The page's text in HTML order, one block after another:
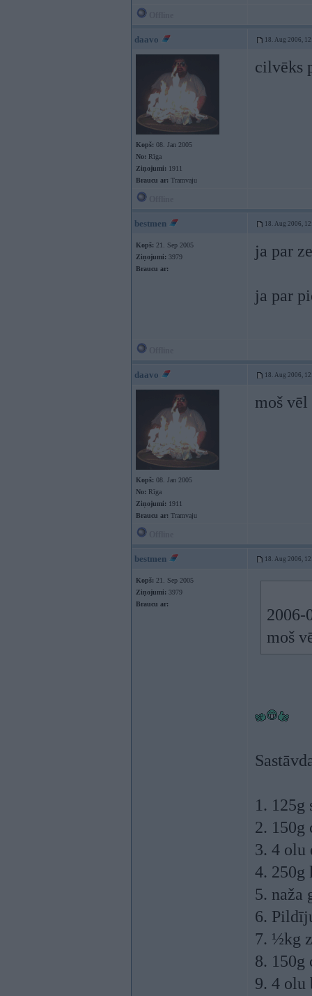
daavo 18. Aug 2006,
Kopš: 08. Jan 2005
No: Rīga
Ziņojumi: 1911
Braucu ar: Tramvaju
cilvēks
bestmen 18. Aug 2006,
Kopš: 21. Sep 2005
Ziņojumi: 3979
Braucu ar:
ja par
ja par
daavo 18. Aug 2006,
Kopš: 08. Jan 2005
No: Rīga
Ziņojumi: 1911
Braucu ar: Tramvaju
moš
bestmen 18. Aug 2006,
Kopš: 21. Sep 2005
Ziņojumi: 3979
Braucu ar:
2006-
moš
1. 125g
2. 150g
3. 4 olu
4. 250g
5. naža
6.
7. ½kg
8. 150g
9. 4 olu